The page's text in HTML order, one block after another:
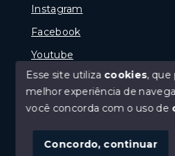
Olá! Estamos
Instagram
Facebook
Youtube
© Copyright 2026 - Gramado
SITE PARA IMOBILIARIA
Esse site utiliza cookies, que
melhor experiência de
você concorda com o uso de
Concordo, continuar